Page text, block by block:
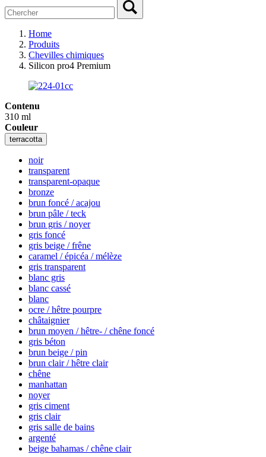
Home
Produits
Chevilles chimiques
Silicon pro4 Premium
Contenu
310 ml
Couleur
terracotta
noir
transparent
transparent-opaque
bronze
brun foncé / acajou
brun pâle / teck
brun gris / noyer
gris foncé
gris beige / frêne
caramel / épicéa / mélèze
gris transparent
blanc gris
blanc cassé
blanc
ocre / hêtre pourpre
châtaignier
brun moyen / hêtre- / chêne foncé
gris béton
brun beige / pin
brun clair / hêtre clair
chêne
manhattan
noyer
gris ciment
gris clair
gris salle de bains
argenté
beige bahamas / chêne clair